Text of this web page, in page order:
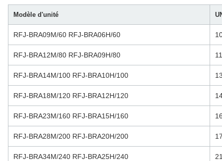
Modèle d'unité
RFJ-BRA09M/60 RFJ-BRA06H/60
RFJ-BRA12M/80 RFJ-BRA09H/80
RFJ-BRA14M/100 RFJ-BRA10H/100
RFJ-BRA18M/120 RFJ-BRA12H/120
RFJ-BRA23M/160 RFJ-BRA15H/160
RFJ-BRA28M/200 RFJ-BRA20H/200
RFJ-BRA34M/240 RFJ-BRA25H/240